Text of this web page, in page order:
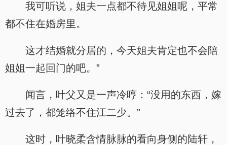
我可听说，姐夫一点都不待见姐姐呢，平常
都不住在婚房里。
这才结婚就分居的，今天姐夫肯定也不会陪
姐姐一起回门的吧。”
闻言，叶父又是一声冷哼：“没用的东西，嫁
过去了，都笼络不住江二少。”
这时，叶晓柔含情脉脉的看向身侧的陆轩，